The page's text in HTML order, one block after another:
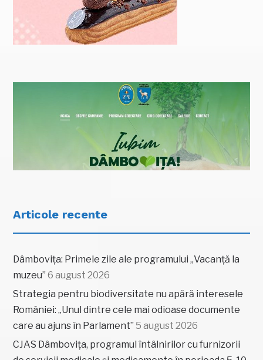
Articole recente
Dâmbovița: Primele zile ale programului „Vacanță la
muzeu” 6 august 2026
Strategia pentru biodiversitate nu apără interesele
României: „Unul dintre cele mai odioase documente
care au ajuns în Parlament” 5 august 2026
CJAS Dâmbovița, programul întâlnirilor cu furnizorii